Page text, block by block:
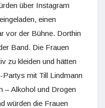
über Instagram
einen
vor der Bühne. Dorthin
Band. Die Frauen
zu kleiden und hätten
mit Till Lindmann
– Alkohol und Drogen
würden die Frauen